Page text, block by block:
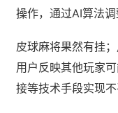
操作，通过AI算法调
皮球麻将果然有挂
用户反映其他玩家
接等技术手段实现不